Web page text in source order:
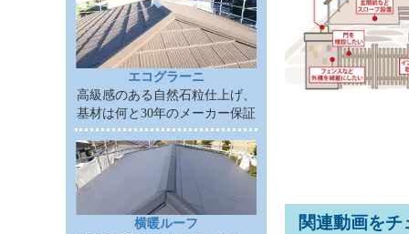
エコグラーニ
高級感のある自然石粒仕上げ、
基材は何と30年のメーカー保証
横暖ルーフ
関連動画をチ